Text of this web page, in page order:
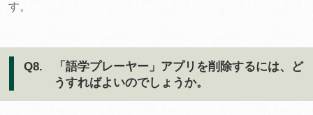
す。
Q8.
「語学プレーヤー」アプリを削除するには、ど
うすればよいのでしょうか。